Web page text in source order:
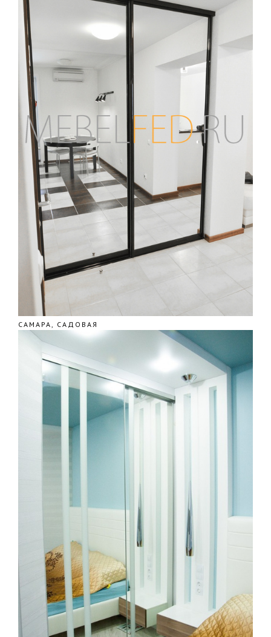
САМАРА, САДОВАЯ